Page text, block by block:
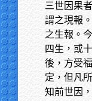
三世因果
謂之現報
之生報。
四生，或
後，方受
定，但凡
知前世因